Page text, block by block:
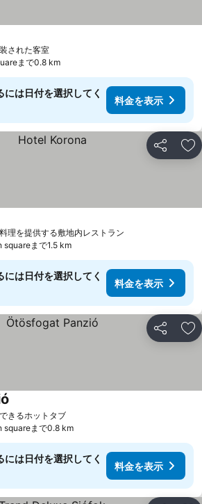
された客室
まで0.8 km
は日付を選択してく
料金を表示
シェア お
理を提供する敷地内レストラン
squareまで1.5 km
は日付を選択してく
料金を表示
シェア お
きるホットタブ
squareまで0.8 km
は日付を選択してく
料金を表示